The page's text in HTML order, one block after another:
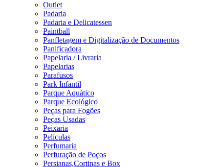
Outlet
Padaria
Padaria e Delicatessen
Paintball
Panfletagem e Digitalização de Documentos
Panificadora
Papelaria / Livraria
Papelarias
Parafusos
Park Infantil
Parque Aquático
Parque Ecológico
Peças para Fogões
Peças Usadas
Peixaria
Películas
Perfumaria
Perfuração de Poços
Persianas,Cortinas e Box